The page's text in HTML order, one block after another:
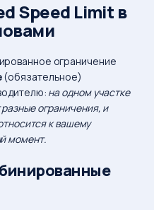
Speed Limit в
ограничение
(обязательное)
на одном участке
ограничения, и
к вашему
момент.